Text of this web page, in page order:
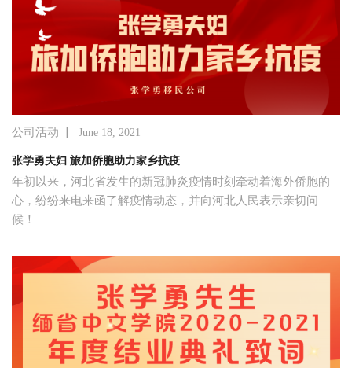
公司活动 | June 18, 2021
张学勇夫妇 旅加侨胞助力家乡抗疫
年初以来，河北省发生的新冠肺炎疫情时刻牵动着海外侨胞的
心，纷纷来电来函了解疫情动态，并向河北人民表示亲切问
候！